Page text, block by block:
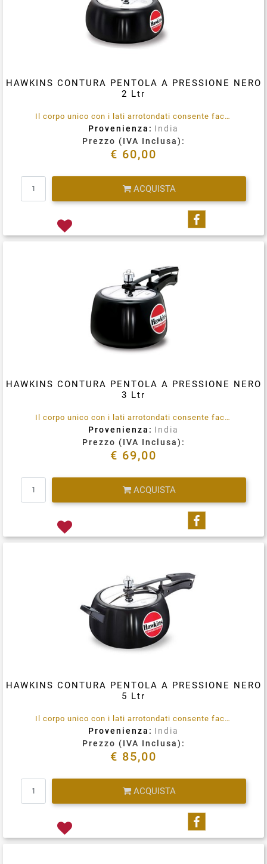
HAWKINS CONTURA PENTOLA A PRESSIONE NERO
2 Ltr
Il corpo unico con i lati arrotondati consente facilmente mescolare del cibo, una migliore visibilità e una facile rimozione del cibo. Anodizzato duro.
Provenienza: India
Prezzo (IVA Inclusa):
€ 60,00
ACQUISTA
Condividi su
HAWKINS CONTURA PENTOLA A PRESSIONE NERO
3 Ltr
Il corpo unico con i lati arrotondati consente facilmente mescolare del cibo, una migliore visibilità e una facile rimozione del cibo. Anodizzato duro.
Provenienza: India
Prezzo (IVA Inclusa):
€ 69,00
ACQUISTA
Condividi su
HAWKINS CONTURA PENTOLA A PRESSIONE NERO
5 Ltr
Il corpo unico con i lati arrotondati consente facilmente mescolare del cibo, una migliore visibilità e una facile rimozione del cibo. Anodizzato duro.
Provenienza: India
Prezzo (IVA Inclusa):
€ 85,00
ACQUISTA
Condividi su